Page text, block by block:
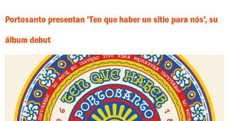
Portosanto presentan ‘Ten que haber un sitio para nós’, su
álbum debut